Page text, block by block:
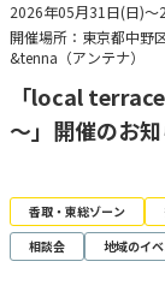
2026年05月31日(日)
開催場所：東京都中野
&tenna（アンテナ）
「local
～」開催のお知
香取・東総ゾーン
相談会
地域のイ